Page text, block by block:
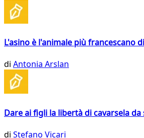
L'asino è l'animale più francescano
di Antonia Arslan
Dare ai figli la libertà di cavarsela da
di Stefano Vicari